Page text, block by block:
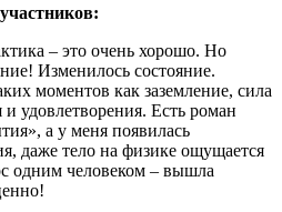
– это очень хорошо. Но
Изменилось состояние.
моментов как заземление, сила
удовлетворения. Есть роман
а у меня появилась
даже тело на физике ощущается
одним человеком – вышла